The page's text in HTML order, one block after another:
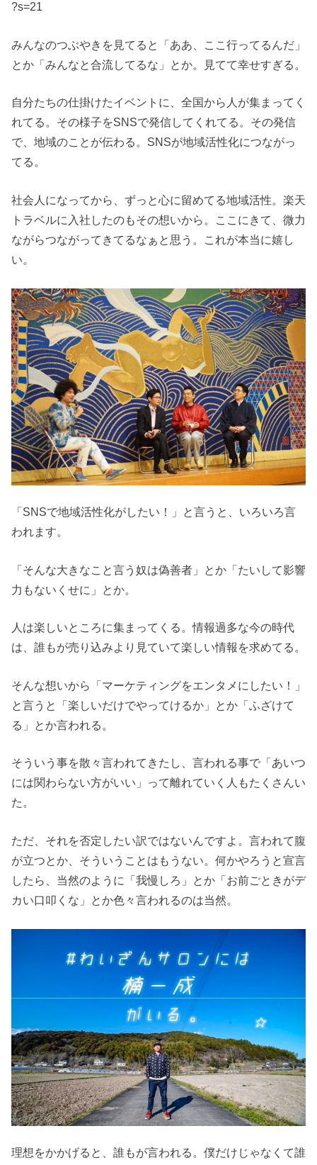
?s=21
みんなのつぶやきを見てると「ああ、ここ行ってるんだ」
とか「みんなと合流してるな」とか。見てて幸せすぎる。
自分たちの仕掛けたイベントに、全国から人が集まってく
れてる。その様子をSNSで発信してくれてる。その発信
で、地域のことが伝わる。SNSが地域活性化につながっ
てる。
社会人になってから、ずっと心に留めてる地域活性。楽天
トラベルに入社したのもその想いから。ここにきて、微力
ながらつながってきてるなぁと思う。これが本当に嬉し
い。
「SNSで地域活性化がしたい！」と言うと、いろいろ言
われます。
「そんな大きなこと言う奴は偽善者」とか「たいして影響
力もないくせに」とか。
人は楽しいところに集まってくる。情報過多な今の時代
は、誰もが売り込みより見ていて楽しい情報を求めてる。
そんな想いから「マーケティングをエンタメにしたい！」
と言うと「楽しいだけでやってけるか」とか「ふざけて
る」とか言われる。
そういう事を散々言われてきたし、言われる事で「あいつ
には関わらない方がいい」って離れていく人もたくさんい
た。
ただ、それを否定したい訳ではないんですよ。言われて腹
が立つとか、そういうことはもうない。何かやろうと宣言
したら、当然のように「我慢しろ」とか「お前ごときがデ
カい口叩くな」とか色々言われるのは当然。
理想をかかげると、誰もが言われる。僕だけじゃなくて誰